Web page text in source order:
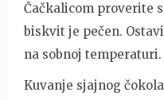
Čačkalicom proverite
biskvit je pečen.
na sobnoj temperaturi.
Kuvanje sjajnog